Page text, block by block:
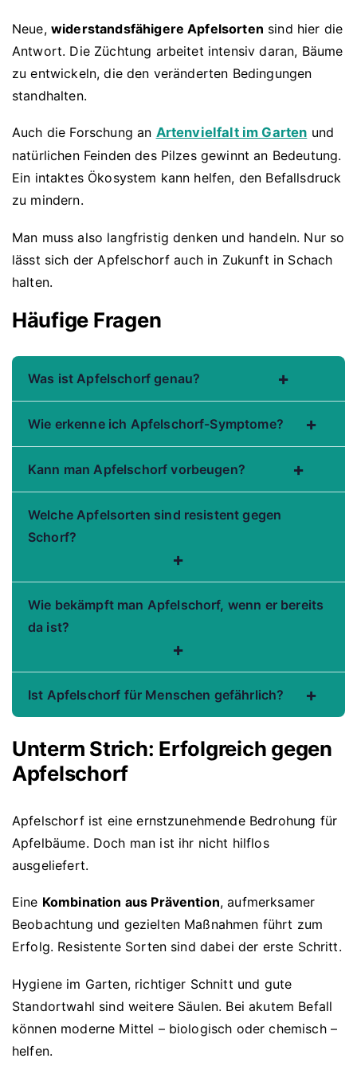
Neue, widerstandsfähigere Apfelsorten sind hier die
Antwort. Die Züchtung arbeitet intensiv daran, Bäume
zu entwickeln, die den veränderten Bedingungen
standhalten.
Auch die Forschung an Artenvielfalt im Garten und
natürlichen Feinden des Pilzes gewinnt an Bedeutung.
Ein intaktes Ökosystem kann helfen, den Befallsdruck
zu mindern.
Man muss also langfristig denken und handeln. Nur so
lässt sich der Apfelschorf auch in Zukunft in Schach
halten.
Häufige Fragen
Was ist Apfelschorf genau? +
Wie erkenne ich Apfelschorf-Symptome? +
Kann man Apfelschorf vorbeugen? +
Welche Apfelsorten sind resistent gegen
Schorf?
+
Wie bekämpft man Apfelschorf, wenn er bereits
da ist?
+
Ist Apfelschorf für Menschen gefährlich? +
Unterm Strich: Erfolgreich gegen
Apfelschorf
Apfelschorf ist eine ernstzunehmende Bedrohung für
Apfelbäume. Doch man ist ihr nicht hilflos
ausgeliefert.
Eine Kombination aus Prävention, aufmerksamer
Beobachtung und gezielten Maßnahmen führt zum
Erfolg. Resistente Sorten sind dabei der erste Schritt.
Hygiene im Garten, richtiger Schnitt und gute
Standortwahl sind weitere Säulen. Bei akutem Befall
können moderne Mittel – biologisch oder chemisch –
helfen.